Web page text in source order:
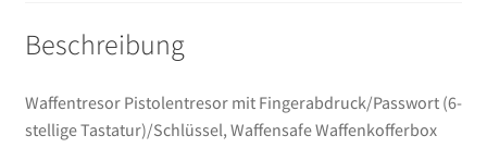
x
x
425
Beschreibung
Waffentresor Pistolentresor mit Fingerabdruck/Passwort (6-
stellige Tastatur)/Schlüssel, Waffensafe Waffenkofferbox